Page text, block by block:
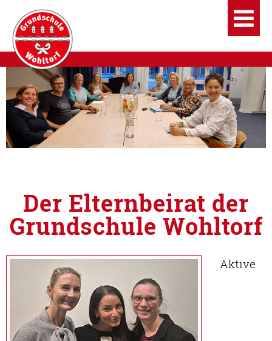
Der Elternbeirat der
Grundschule Wohltorf
Aktive